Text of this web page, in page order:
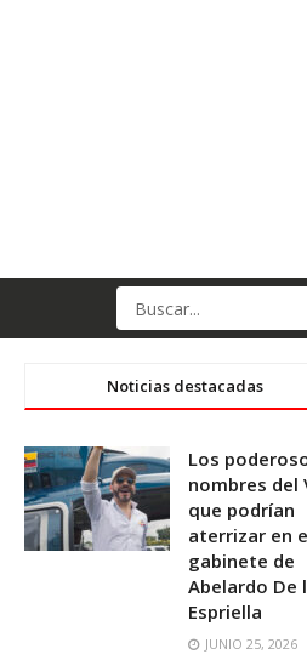
Noticias destacadas
Los
nombres del
que podrían
aterrizar en
gabinete de
Abelardo De
Espriella
JUNIO 25, 2026